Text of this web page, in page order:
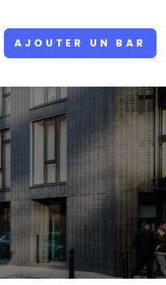
AJOUTER UN BAR